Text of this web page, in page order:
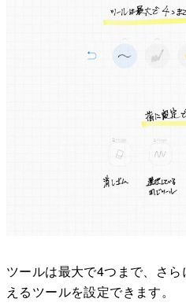
ツールは最大で4つまで、さ
えるツールを設定できます。